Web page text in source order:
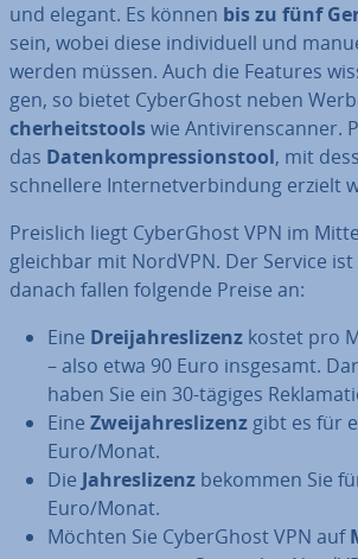
und elegant. Es können bis zu fünf
sein, wobei diese in­di­vi­du­ell und
werden müssen. Auch die Features
gen, so bietet Cy­berG­host neben
cher­heits­toolswie An­ti­vi­ren­scan­ner.
das Da­ten­kom­pres­si­ons­tool, mit
schnel­le­re In­ter­net­ver­bin­dung erzielt
Preislich liegt Cy­berG­host VPN im
gleich­bar mit NordVPN. Der Service ist
danach fallen folgende Preise an:
Eine Drei­jah­res­li­zenz kostet pro
– also etwa 90 Euro insgesamt.
haben Sie ein 30-tägiges
Eine Zwei­jah­res­li­zenz gibt es für
Euro/Monat.
Die Jah­res­li­zenz bekommen Sie
Euro/Monat.
Möchten Sie Cy­berG­host VPN auf